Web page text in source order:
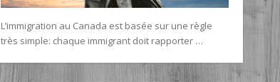
L’immigration au Canada est basée sur une règle
très simple: chaque immigrant doit rapporter …